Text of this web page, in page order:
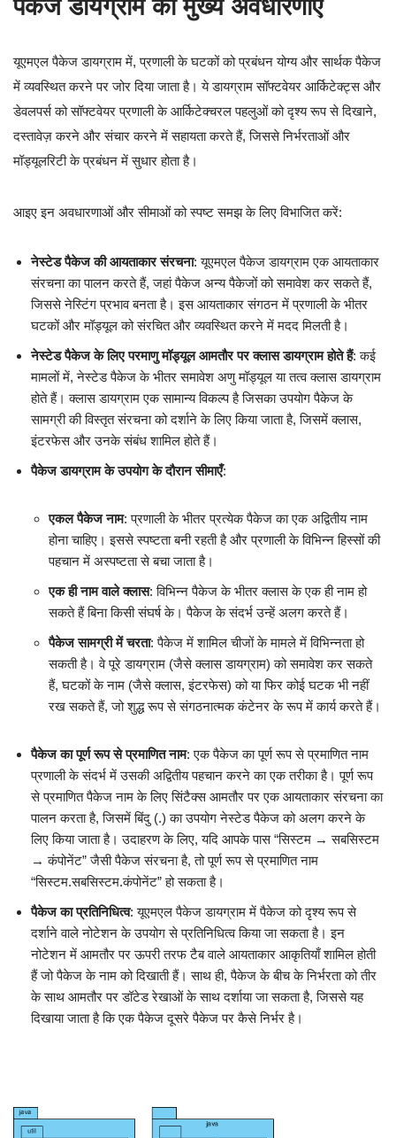
पैकेज डायग्राम की मुख्य अवधारणाएँ
यूएमएल पैकेज डायग्राम में, प्रणाली के घटकों को प्रबंधन योग्य और सार्थक पैकेज
में व्यवस्थित करने पर जोर दिया जाता है। ये डायग्राम सॉफ्टवेयर आर्किटेक्ट्स और
डेवलपर्स को सॉफ्टवेयर प्रणाली के आर्किटेक्चरल पहलुओं को दृश्य रूप से दिखाने,
दस्तावेज़ करने और संचार करने में सहायता करते हैं, जिससे निर्भरताओं और
मॉड्यूलरिटी के प्रबंधन में सुधार होता है।
आइए इन अवधारणाओं और सीमाओं को स्पष्ट समझ के लिए विभाजित करें:
नेस्टेड पैकेज की आयताकार संरचना: यूएमएल पैकेज डायग्राम एक आयताकार
संरचना का पालन करते हैं, जहां पैकेज अन्य पैकेजों को समावेश कर सकते हैं,
जिससे नेस्टिंग प्रभाव बनता है। इस आयताकार संगठन में प्रणाली के भीतर
घटकों और मॉड्यूल को संरचित और व्यवस्थित करने में मदद मिलती है।
नेस्टेड पैकेज के लिए परमाणु मॉड्यूल आमतौर पर क्लास डायग्राम होते हैं: कई
मामलों में, नेस्टेड पैकेज के भीतर समावेश अणु मॉड्यूल या तत्व क्लास डायग्राम
होते हैं। क्लास डायग्राम एक सामान्य विकल्प है जिसका उपयोग पैकेज के
सामग्री की विस्तृत संरचना को दर्शाने के लिए किया जाता है, जिसमें क्लास,
इंटरफेस और उनके संबंध शामिल होते हैं।
पैकेज डायग्राम के उपयोग के दौरान सीमाएँ:
एकल पैकेज नाम: प्रणाली के भीतर प्रत्येक पैकेज का एक अद्वितीय नाम
होना चाहिए। इससे स्पष्टता बनी रहती है और प्रणाली के विभिन्न हिस्सों की
पहचान में अस्पष्टता से बचा जाता है।
एक ही नाम वाले क्लास: विभिन्न पैकेज के भीतर क्लास के एक ही नाम हो
सकते हैं बिना किसी संघर्ष के। पैकेज के संदर्भ उन्हें अलग करते हैं।
पैकेज सामग्री में चरता: पैकेज में शामिल चीजों के मामले में विभिन्नता हो
सकती है। वे पूरे डायग्राम (जैसे क्लास डायग्राम) को समावेश कर सकते
हैं, घटकों के नाम (जैसे क्लास, इंटरफेस) को या फिर कोई घटक भी नहीं
रख सकते हैं, जो शुद्ध रूप से संगठनात्मक कंटेनर के रूप में कार्य करते हैं।
पैकेज का पूर्ण रूप से प्रमाणित नाम: एक पैकेज का पूर्ण रूप से प्रमाणित नाम
प्रणाली के संदर्भ में उसकी अद्वितीय पहचान करने का एक तरीका है। पूर्ण रूप
से प्रमाणित पैकेज नाम के लिए सिंटैक्स आमतौर पर एक आयताकार संरचना का
पालन करता है, जिसमें बिंदु (.) का उपयोग नेस्टेड पैकेज को अलग करने के
लिए किया जाता है। उदाहरण के लिए, यदि आपके पास “सिस्टम → सबसिस्टम
→ कंपोनेंट” जैसी पैकेज संरचना है, तो पूर्ण रूप से प्रमाणित नाम
“सिस्टम.सबसिस्टम.कंपोनेंट” हो सकता है।
पैकेज का प्रतिनिधित्व: यूएमएल पैकेज डायग्राम में पैकेज को दृश्य रूप से
दर्शाने वाले नोटेशन के उपयोग से प्रतिनिधित्व किया जा सकता है। इन
नोटेशन में आमतौर पर ऊपरी तरफ टैब वाले आयताकार आकृतियाँ शामिल होती
हैं जो पैकेज के नाम को दिखाती हैं। साथ ही, पैकेज के बीच के निर्भरता को तीर
के साथ आमतौर पर डॉटेड रेखाओं के साथ दर्शाया जा सकता है, जिससे यह
दिखाया जाता है कि एक पैकेज दूसरे पैकेज पर कैसे निर्भर है।